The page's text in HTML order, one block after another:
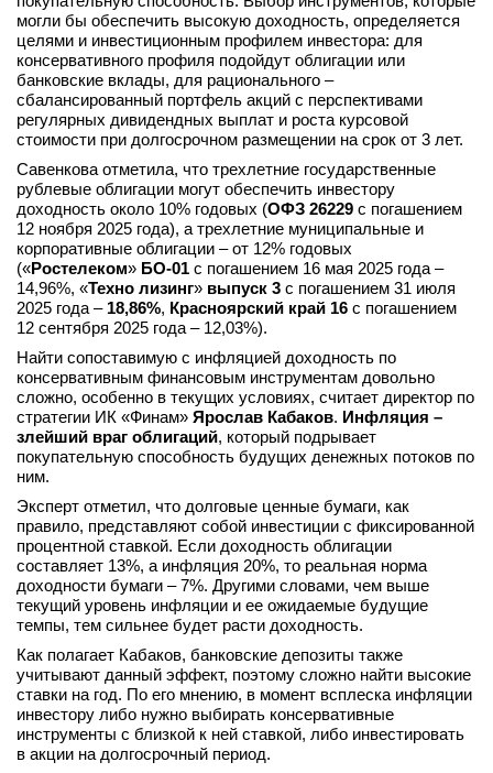
могли бы обеспечить высокую доходность, определяется
целями и инвестиционным профилем инвестора: для
консервативного профиля подойдут облигации или
банковские вклады, для рационального –
сбалансированный портфель акций с перспективами
регулярных дивидендных выплат и роста курсовой
стоимости при долгосрочном размещении на срок от 3 лет.
Савенкова отметила, что трехлетние государственные
рублевые облигации могут обеспечить инвестору
доходность около 10% годовых (ОФЗ 26229 с погашением
12 ноября 2025 года), а трехлетние муниципальные и
корпоративные облигации – от 12% годовых
(«Ростелеком» БО-01 с погашением 16 мая 2025 года –
14,96%, «Техно лизинг» выпуск 3 с погашением 31 июля
2025 года – 18,86%, Красноярский край 16 с погашением
12 сентября 2025 года – 12,03%).
Найти сопоставимую с инфляцией доходность по
консервативным финансовым инструментам довольно
сложно, особенно в текущих условиях, считает директор по
стратегии ИК «Финам» Ярослав Кабаков. Инфляция –
злейший враг облигаций, который подрывает
покупательную способность будущих денежных потоков по
ним.
Эксперт отметил, что долговые ценные бумаги, как
правило, представляют собой инвестиции с фиксированной
процентной ставкой. Если доходность облигации
составляет 13%, а инфляция 20%, то реальная норма
доходности бумаги – 7%. Другими словами, чем выше
текущий уровень инфляции и ее ожидаемые будущие
темпы, тем сильнее будет расти доходность.
Как полагает Кабаков, банковские депозиты также
учитывают данный эффект, поэтому сложно найти высокие
ставки на год. По его мнению, в момент всплеска инфляции
инвестору либо нужно выбирать консервативные
инструменты с близкой к ней ставкой, либо инвестировать
в акции на долгосрочный период.